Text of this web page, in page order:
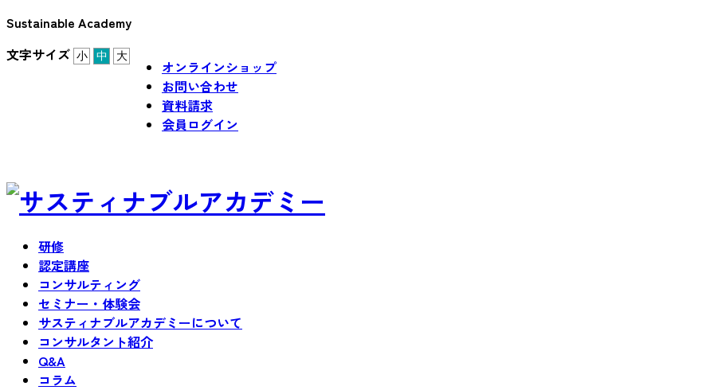
Sustainable Academy
文字サイズ 小 中 大
オンラインショップ
お問い合わせ
資料請求
会員ログイン
研修
認定講座
コンサルティング
セミナー・体験会
サスティナブルアカデミーについて
コンサルタント紹介
Q&A
コラム